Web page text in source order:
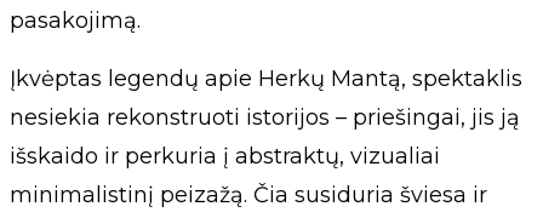
pasakojimą.
Įkvėptas legendų apie Herkų Mantą, spektaklis
nesiekia rekonstruoti istorijos – priešingai, jis ją
išskaido ir perkuria į abstraktų, vizualiai
minimalistinį peizažą. Čia susiduria šviesa ir